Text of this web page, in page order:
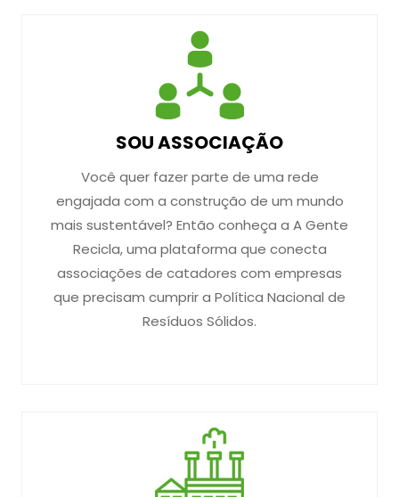
SOU ASSOCIAÇÃO
Você quer fazer parte de uma rede
engajada com a construção de um mundo
mais sustentável? Então conheça a A Gente
Recicla, uma plataforma que conecta
associações de catadores com empresas
que precisam cumprir a Política Nacional de
Resíduos Sólidos.